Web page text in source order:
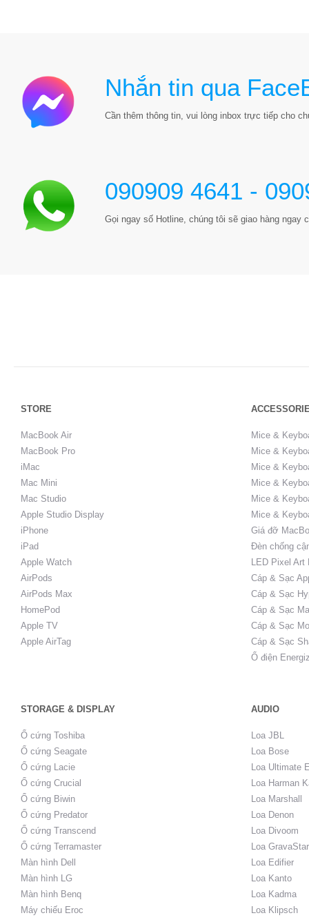
Nhắn tin qua
Cần thêm thông tin, vui lòng inbox trực tiếp cho
090909 4641 -
Gọi ngay số Hotline, chúng tôi sẽ giao hàng ngay
STORE
MacBook Air
MacBook Pro
iMac
Mac Mini
Mac Studio
Apple Studio Display
iPhone
iPad
Apple Watch
AirPods
AirPods Max
HomePod
Apple TV
Apple AirTag
Mice &
Mice &
Mice &
Mice &
Mice &
Mice &
Giá đỡ
Đèn chống
LED Pixel Art
Cáp & Sạc
Cáp & Sạc
Cáp & Sạc
Cáp & Sạc
Cáp & Sạc
Ổ điện
STORAGE & DISPLAY AUDIO
Ổ cứng Toshiba
Ổ cứng Seagate
Ổ cứng Lacie
Ổ cứng Crucial
Ổ cứng Biwin
Ổ cứng Predator
Ổ cứng Transcend
Ổ cứng Terramaster
Màn hình Dell
Màn hình LG
Màn hình Benq
Máy chiếu Eroc
Loa JBL
Loa Bose
Loa Ultimate
Loa Harman
Loa Marshall
Loa Denon
Loa Divoom
Loa GravaStar
Loa Edifier
Loa Kanto
Loa Kadma
Loa Klipsch